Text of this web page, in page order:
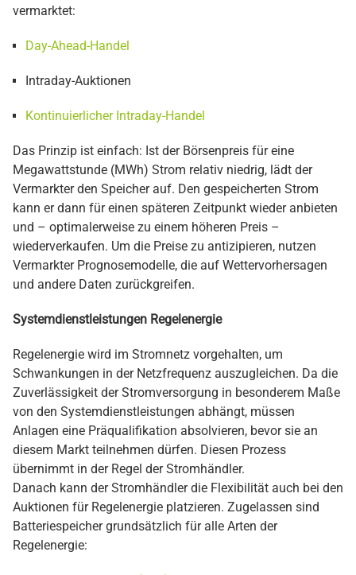
vermarktet:
Day-Ahead-Handel
Intraday-Auktionen
Kontinuierlicher Intraday-Handel
Das Prinzip ist einfach: Ist der Börsenpreis für eine
Megawattstunde (MWh) Strom relativ niedrig, lädt der
Vermarkter den Speicher auf. Den gespeicherten Strom
kann er dann für einen späteren Zeitpunkt wieder anbieten
und – optimalerweise zu einem höheren Preis –
wiederverkaufen. Um die Preise zu antizipieren, nutzen
Vermarkter Prognosemodelle, die auf Wettervorhersagen
und andere Daten zurückgreifen.
Systemdienstleistungen Regelenergie
Regelenergie wird im Stromnetz vorgehalten, um
Schwankungen in der Netzfrequenz auszugleichen. Da die
Zuverlässigkeit der Stromversorgung in besonderem Maße
von den Systemdienstleistungen abhängt, müssen
Anlagen eine Präqualifikation absolvieren, bevor sie an
diesem Markt teilnehmen dürfen. Diesen Prozess
übernimmt in der Regel der Stromhändler.
Danach kann der Stromhändler die Flexibilität auch bei den
Auktionen für Regelenergie platzieren. Zugelassen sind
Batteriespeicher grundsätzlich für alle Arten der
Regelenergie: